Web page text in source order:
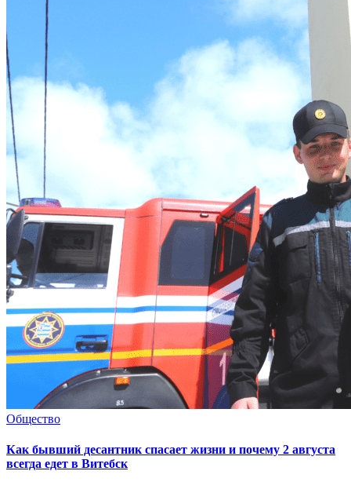
Общество
Как бывший десантник спасает жизни и почему 2 августа
всегда едет в Витебск